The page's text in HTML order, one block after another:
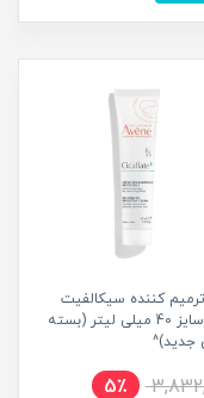
کننده سيكالفیت
اون سایز 40 میلی لیتر (بسته
جدید)^
5٪